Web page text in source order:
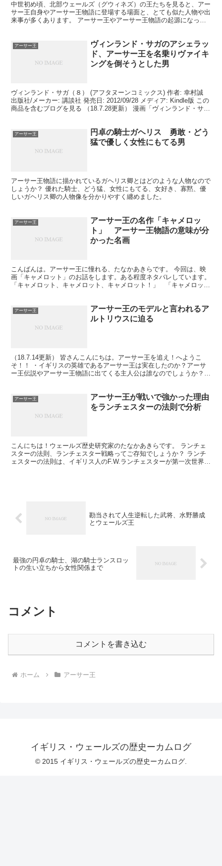
中世初め頃、北部ウェールズ（グウィネズ）の王たちを見ると、アー
サー王自身やアーサー王物語に登場する場面と、とても似た人物や出
来事が多くあります。 アーサー王やアーサー王物語の起源になった
アーサー王
ヴィンランド・サガのアシェラッ
ド、アーサー王を名乗りヴァイキ
ングを倒そうとした男
ヴィンランド・サガ（８） (アフタヌーンコミックス) 作者: 幸村誠
出版社/メーカー: 講談社 発売日: 2012/09/28 メディア: Kindle版 この
商品を含むブログを見る （18.7.28更新） 漫画「ヴィンランド・サ
アーサー王
円卓の騎士ガヘリス 勇敢・どう
猛で優しく女性にもてる男
アーサー王物語に描かれているガヘリス卿とはどのような人物なので
しょうか？ 優れた騎士、どう猛、女性にもてる、女好き、寡黙、優
しいガヘリス卿の人物像を分かりやすく纏めました。
アーサー王
アーサー王の名作「キャメロッ
ト」 アーサー王物語の意味が分
かった名画
こんばんは。アーサー王に憧れる、たなかあきらです。 今回は、映
画「キャメロット」のお話をします。ある程度ネタバレしています。
「キャメロット、キャメロット、キャメロット！」 「キャメロッ
アーサー王
アーサー王のモデルと言われるア
ルトリウスに迫る
（18.7.14更新） 皆さんこんにちは。アーサー王を追え！へようこ
そ！！ ・イギリスの英雄であるアーサー王は実在したのか？アーサ
ー王伝説やアーサー王物語に出てくる主人公は誰なのでしょうか？
アーサー王
アーサー王が戦いで強かった理由
をランチェスターの法則で分析
こんにちは！ウェールズ歴史研究家のたなかあきらです。 ランチェ
スターの法則、ランチェスター戦略ってご存知でしょうか？ ランチ
ェスターの法則は、イギリス人のF.W.ランチェスターが第一次世界大
勘当されて人生逆転した武将、水野勝成
とウェールズ王
最強の円卓の騎士、湖の騎士ランスロッ
トの生い立ちから女性関係まで
コメント
コメントを書き込む
ホーム アーサー王
イギリス・ウェールズの歴史ーカムログ
© 2015 イギリス・ウェールズの歴史ーカムログ.